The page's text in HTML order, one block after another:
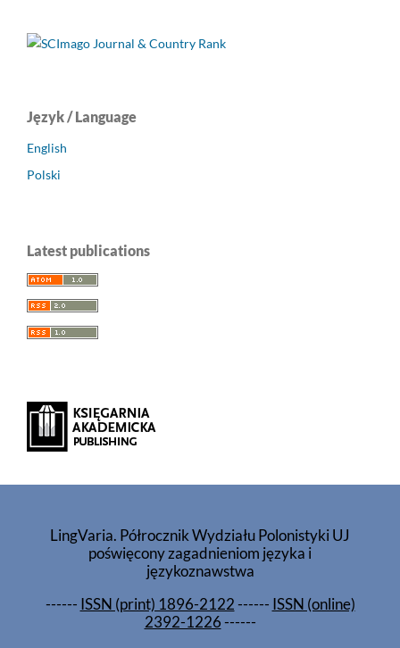
Język / Language
English
Polski
Latest publications
LingVaria. Półrocznik Wydziału Polonistyki UJ
poświęcony zagadnieniom języka i
językoznawstwa
------ ISSN (print) 1896-2122------ ISSN (online)
2392-1226------